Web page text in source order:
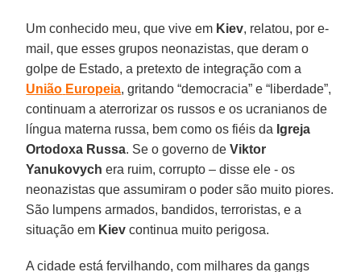
Um conhecido meu, que vive em Kiev, relatou, por e-
mail, que esses grupos neonazistas, que deram o
golpe de Estado, a pretexto de integração com a
União Europeia, gritando “democracia” e “liberdade”,
continuam a aterrorizar os russos e os ucranianos de
língua materna russa, bem como os fiéis da Igreja
Ortodoxa Russa. Se o governo deViktor
Yanukovych era ruim, corrupto – disse ele - os
neonazistas que assumiram o poder são muito piores.
São lumpens armados, bandidos, terroristas, e a
situação em Kiev continua muito perigosa.
A cidade está fervilhando, com milhares da gangs